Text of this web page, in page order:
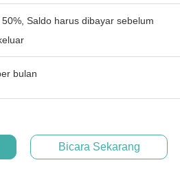
50%, Saldo harus dibayar sebelum
bulan
Bicara Sekarang